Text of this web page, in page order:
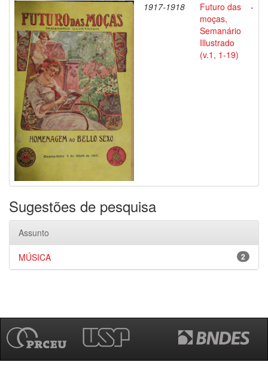
1917-1918
Futuro das
moças,
Semanário
Illustrado
(v.1, 1-19)
-
Sugestões de pesquisa
Assunto
2
MÚSICA